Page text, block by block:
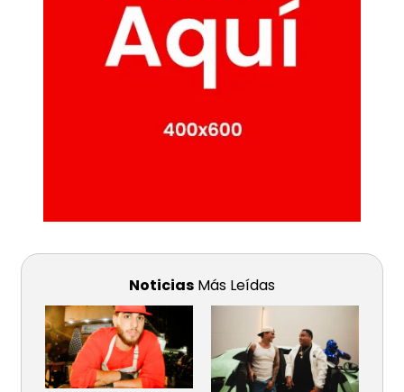
Noticias Más Leídas